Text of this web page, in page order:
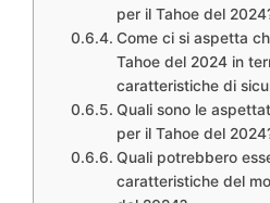
per il Tahoe del
Come ci si aspetta
Tahoe del 2024 in
caratteristiche di
Quali sono le
per il Tahoe del
Quali potrebbero
caratteristiche del